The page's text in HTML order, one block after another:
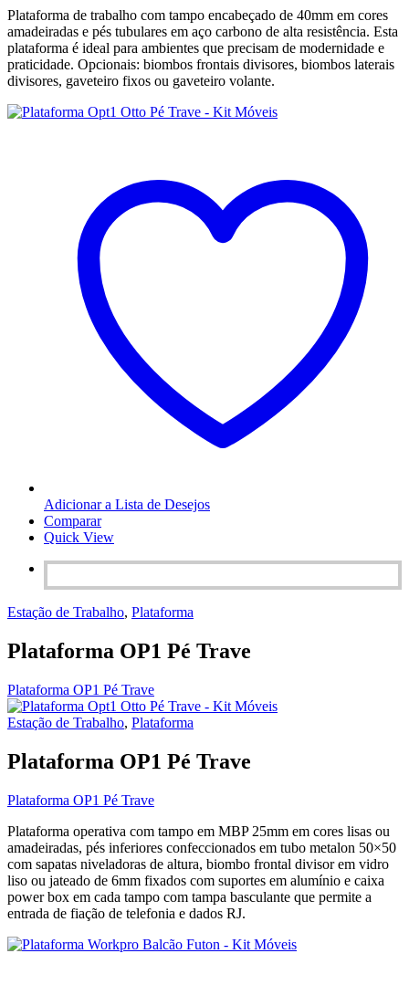
Plataforma de trabalho com tampo encabeçado de 40mm em cores
amadeiradas e pés tubulares em aço carbono de alta resistência. Esta
plataforma é ideal para ambientes que precisam de modernidade e
praticidade. Opcionais: biombos frontais divisores, biombos laterais
divisores, gaveteiro fixos ou gaveteiro volante.
Adicionar a Lista de Desejos
Comparar
Quick View
Estação de Trabalho, Plataforma
Plataforma OP1 Pé Trave
Plataforma OP1 Pé Trave
Estação de Trabalho, Plataforma
Plataforma OP1 Pé Trave
Plataforma OP1 Pé Trave
Plataforma operativa com tampo em MBP 25mm em cores lisas ou
amadeiradas, pés inferiores confeccionados em tubo metalon 50×50
com sapatas niveladoras de altura, biombo frontal divisor em vidro
liso ou jateado de 6mm fixados com suportes em alumínio e caixa
power box em cada tampo com tampa basculante que permite a
entrada de fiação de telefonia e dados RJ.